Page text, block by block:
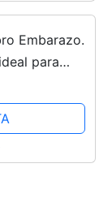
Embarazo.
para